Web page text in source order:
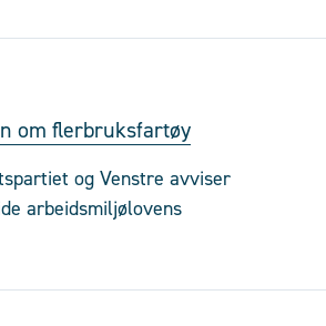
om flerbruksfartøy
og Venstre avviser
arbeidsmiljølovens